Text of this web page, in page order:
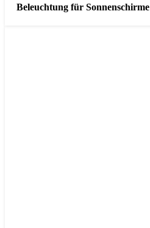
Beleuchtung für Sonnenschirme